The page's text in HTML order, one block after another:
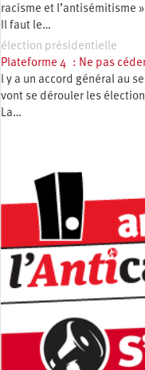
racisme et l’antisémitisme
Il faut le…
élection présidentielle
Plateforme 4 : Ne pas
l y a un accord général au
vont se dérouler les
La…